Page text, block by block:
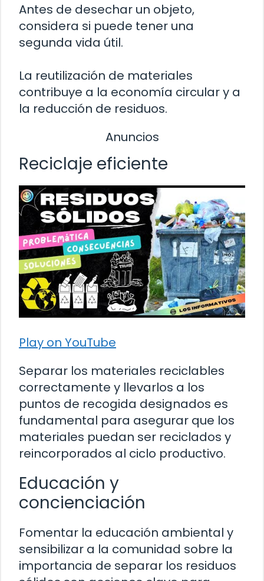
Antes de desechar un objeto,
considera si puede tener una
segunda vida útil.
La reutilización de materiales
contribuye a la economía circular y a
la reducción de residuos.
Anuncios
Reciclaje eficiente
Play on YouTube
Separar los materiales reciclables
correctamente y llevarlos a los
puntos de recogida designados es
fundamental para asegurar que los
materiales puedan ser reciclados y
reincorporados al ciclo productivo.
Educación y
concienciación
Fomentar la educación ambiental y
sensibilizar a la comunidad sobre la
importancia de separar los residuos